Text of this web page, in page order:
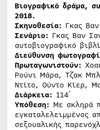
Βιογραφικό δράμα,
2018.
Σκηνοθεσία: Γκας
Σενάριο: Γκας Βαν
αυτοβιογραφικό
Διεύθυνση
Πρωταγωνιστούν:
Ρούνι Μάρα, Τζακ
Ντίτο, Ούντο Κίερ,
Διάρκεια: 114΄
Υπόθεση: Με σκληρά
εγκαταλελειμμένος
σεξουαλικής